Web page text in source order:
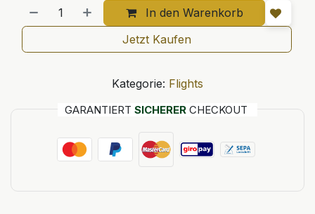
In den Warenkorb
Jetzt Kaufen
Kategorie: Flights
GARANTIERT SICHERER CHECKOUT